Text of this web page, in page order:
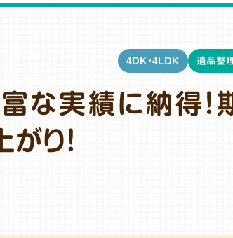
な実績に納得！
り！
4DK・4LDK 遺品整